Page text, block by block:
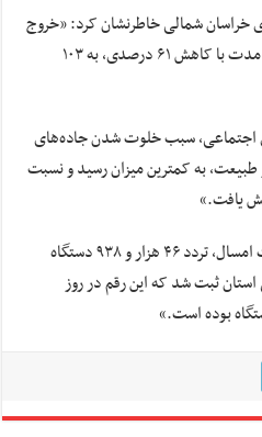
خراسان شمالی خاطرنشان کرد: «خروج
ناوگان اتوبوسی از استان هم در این مدت با کاهش ۶۱ درصدی، به ۱۰۳
اجتماعی، سبب خلوت شدن جاده‌های
به کمترین میزان رسید و نسبت
.
»
شهامت عنوان کرد: «در روز طبیعت امسال، تردد ۴۶ هزار و ۹۳۸ دستگاه
ثبت شد که این رقم در روز